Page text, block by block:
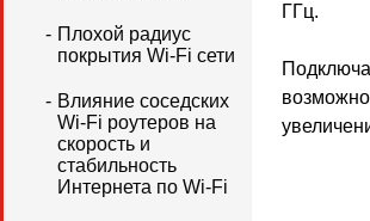
Плохой радиус
покрытия Wi-Fi сети
Влияние соседских
Wi-Fi роутеров на
скорость и
стабильность
Интернета по Wi-Fi
ГГц.